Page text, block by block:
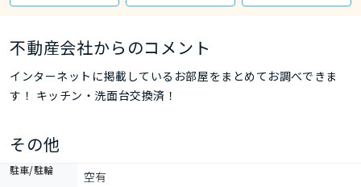
不動産会社からのコメント
インターネットに掲載しているお部屋をまとめてお調べできま
す！ キッチン・洗面台交換済！
その他
駐車/駐輪
空有